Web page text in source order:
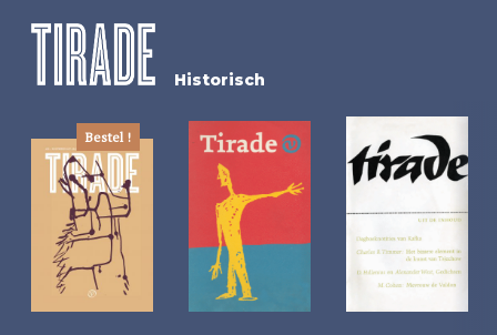
Historisch
Bestel !